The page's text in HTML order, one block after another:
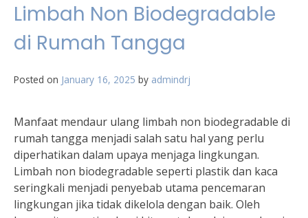
Limbah Non Biodegradable
di Rumah Tangga
Posted on January 16, 2025 by admindrj
Manfaat mendaur ulang limbah non biodegradable di
rumah tangga menjadi salah satu hal yang perlu
diperhatikan dalam upaya menjaga lingkungan.
Limbah non biodegradable seperti plastik dan kaca
seringkali menjadi penyebab utama pencemaran
lingkungan jika tidak dikelola dengan baik. Oleh